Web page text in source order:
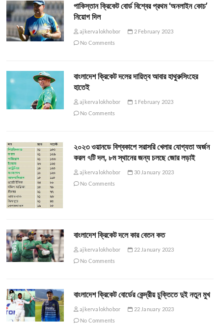
পাকিস্তান ক্রিকেট বোর্ড বিশ্বের প্রথম ‘অনলাইন কোচ’
নিয়োগ দিল
ajkervalokhobor
2 February 2023
No Comments
বাংলাদেশ ক্রিকেট দলের দায়িত্ব আবার হাথুরুসিংহের
হাতেই
ajkervalokhobor
1 February 2023
No Comments
২০২৩ ওয়ানডে বিশ্বকাপে সরাসরি খেলার যোগ্যতা অর্জন
করল ৭টি দল, ৮ম স্থানের জন্য চলছে জোর লড়াই
ajkervalokhobor
30 January 2023
No Comments
বাংলাদেশ ক্রিকেট দলে কার বেতন কত
ajkervalokhobor
22 January 2023
No Comments
বাংলাদেশ ক্রিকেট বোর্ডের কেন্দ্রীয় চুক্তিতে দুই নতুন মুখ
ajkervalokhobor
22 January 2023
No Comments